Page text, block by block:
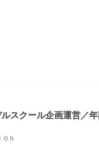
スクール企画運営／
ＯＮ